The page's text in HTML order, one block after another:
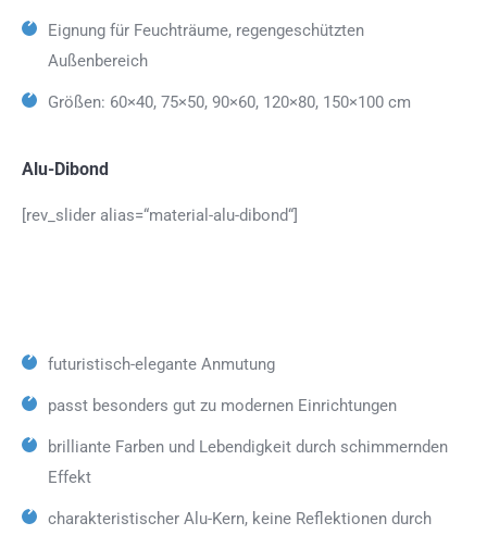
Eignung für Feuchträume, regengeschützten
Außenbereich
Größen: 60×40, 75×50, 90×60, 120×80, 150×100 cm
Alu-Dibond
[rev_slider alias=“material-alu-dibond“]
futuristisch-elegante Anmutung
passt besonders gut zu modernen Einrichtungen
brilliante Farben und Lebendigkeit durch schimmernden
Effekt
charakteristischer Alu-Kern, keine Reflektionen durch